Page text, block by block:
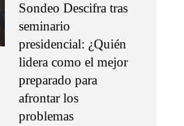
Sondeo Descifra tras
seminario
presidencial: ¿Quién
lidera como el mejor
preparado para
afrontar los
problemas